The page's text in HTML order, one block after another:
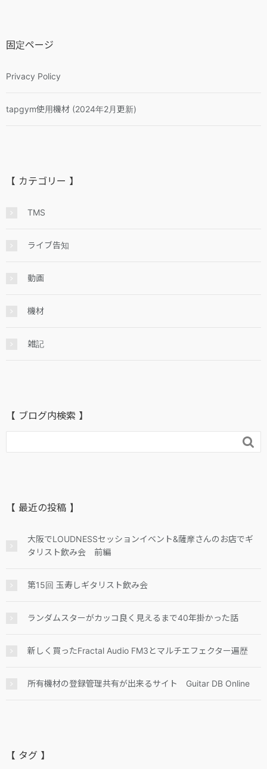
固定ページ
Privacy Policy
tapgym使用機材 (2024年2月更新)
【 カテゴリー 】
TMS
ライブ告知
動画
機材
雑記
【 ブログ内検索 】

【 最近の投稿 】
大阪でLOUDNESSセッションイベント&薩摩さんのお店でギ
タリスト飲み会 前編
第15回 玉寿しギタリスト飲み会
ランダムスターがカッコ良く見えるまで40年掛かった話
新しく買ったFractal Audio FM3とマルチエフェクター遍歴
所有機材の登録管理共有が出来るサイト Guitar DB Online
【 タグ 】